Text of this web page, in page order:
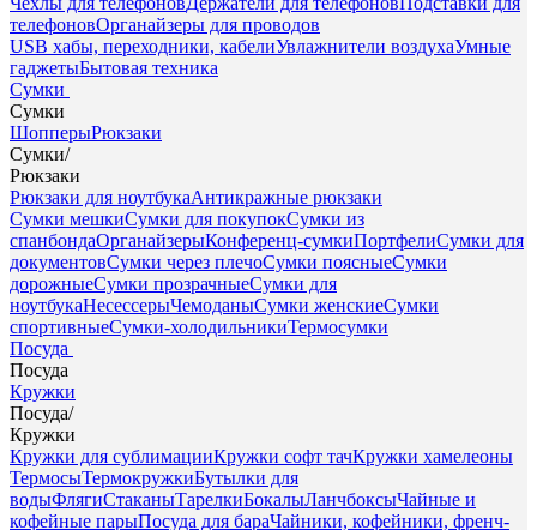
телефоновОрганайзеры для проводов
USB хабы, переходники, кабелиУвлажнители воздухаУмные
гаджетыБытовая техника
Сумки
Сумки
ШопперыРюкзаки
Сумки/
Рюкзаки
Рюкзаки для ноутбукаАнтикражные рюкзаки
Сумки мешкиСумки для покупокСумки из
спанбондаОрганайзерыКонференц-сумкиПортфелиСумки для
документовСумки через плечоСумки поясныеСумки
дорожныеСумки прозрачныеСумки для
ноутбукаНесессерыЧемоданыСумки женскиеСумки
спортивныеСумки-холодильникиТермосумки
Посуда
Посуда
Кружки
Посуда/
Кружки
Кружки для сублимацииКружки софт тачКружки хамелеоны
ТермосыТермокружкиБутылки для
водыФлягиСтаканыТарелкиБокалыЛанчбоксыЧайные и
кофейные парыПосуда для бараЧайники, кофейники, френч-